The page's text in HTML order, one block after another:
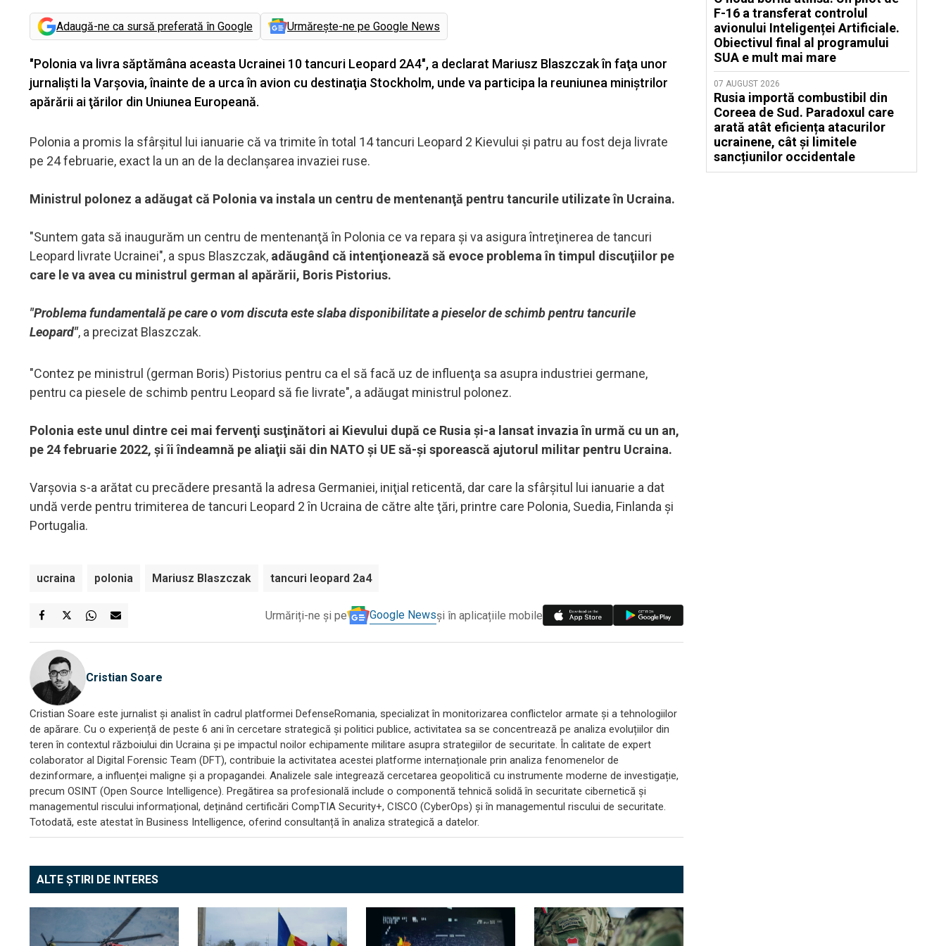
Adaugă-ne ca sursă preferată în Google Urmărește-ne pe Google News
"Polonia va livra săptămâna aceasta Ucrainei 10 tancuri Leopard 2A4", a declarat Mariusz Blaszczak în faţa unor
jurnalişti la Varşovia, înainte de a urca în avion cu destinaţia Stockholm, unde va participa la reuniunea miniştrilor
apărării ai ţărilor din Uniunea Europeană.
Polonia a promis la sfârşitul lui ianuarie că va trimite în total 14 tancuri Leopard 2 Kievului şi patru au fost deja livrate
pe 24 februarie, exact la un an de la declanşarea invaziei ruse.
Ministrul polonez a adăugat că Polonia va instala un centru de mentenanţă pentru tancurile utilizate în Ucraina.
"Suntem gata să inaugurăm un centru de mentenanţă în Polonia ce va repara şi va asigura întreţinerea de tancuri
Leopard livrate Ucrainei", a spus Blaszczak, adăugând că intenţionează să evoce problema în timpul discuţiilor pe
care le va avea cu ministrul german al apărării, Boris Pistorius.
"Problema fundamentală pe care o vom discuta este slaba disponibilitate a pieselor de schimb pentru tancurile
Leopard", a precizat Blaszczak.
"Contez pe ministrul (german Boris) Pistorius pentru ca el să facă uz de influenţa sa asupra industriei germane,
pentru ca piesele de schimb pentru Leopard să fie livrate", a adăugat ministrul polonez.
Polonia este unul dintre cei mai fervenţi susţinători ai Kievului după ce Rusia şi-a lansat invazia în urmă cu un an,
pe 24 februarie 2022, şi îi îndeamnă pe aliaţii săi din NATO şi UE să-şi sporească ajutorul militar pentru Ucraina.
Varşovia s-a arătat cu precădere presantă la adresa Germaniei, iniţial reticentă, dar care la sfârşitul lui ianuarie a dat
undă verde pentru trimiterea de tancuri Leopard 2 în Ucraina de către alte ţări, printre care Polonia, Suedia, Finlanda şi
Portugalia.
ucraina polonia Mariusz Blaszczak tancuri leopard 2a4
Urmăriți-ne și pe Google Newsși în aplicațiile mobile
Cristian Soare
Cristian Soare este jurnalist și analist în cadrul platformei DefenseRomania, specializat în monitorizarea conflictelor armate și a tehnologiilor
de apărare. Cu o experiență de peste 6 ani în cercetare strategică și politici publice, activitatea sa se concentrează pe analiza evoluțiilor din
teren în contextul războiului din Ucraina și pe impactul noilor echipamente militare asupra strategiilor de securitate. În calitate de expert
colaborator al Digital Forensic Team (DFT), contribuie la activitatea acestei platforme internaționale prin analiza fenomenelor de
dezinformare, a influenței maligne și a propagandei. Analizele sale integrează cercetarea geopolitică cu instrumente moderne de investigație,
precum OSINT (Open Source Intelligence). Pregătirea sa profesională include o componentă tehnică solidă în securitate cibernetică și
managementul riscului informațional, deținând certificări CompTIA Security+, CISCO (CyberOps) și în managementul riscului de securitate.
Totodată, este atestat în Business Intelligence, oferind consultanță în analiza strategică a datelor.
ALTE ȘTIRI DE INTERES
F-16 a transferat controlul
avionului Inteligenței Artificiale.
Obiectivul final al programului
SUA e mult mai mare
07 AUGUST 2026
Rusia importă combustibil din
Coreea de Sud. Paradoxul care
arată atât eficiența atacurilor
ucrainene, cât și limitele
sancțiunilor occidentale